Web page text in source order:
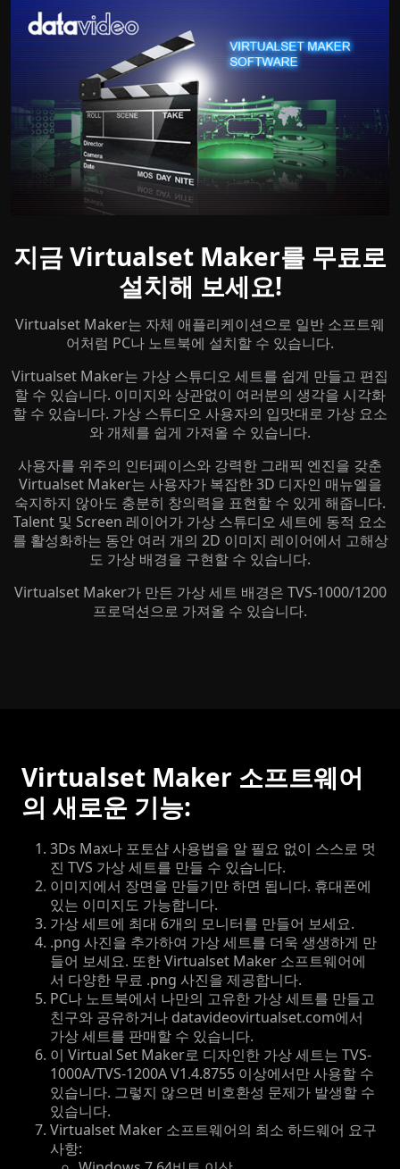
지금 Virtualset Maker를 무료로
설치해 보세요!
Virtualset Maker는 자체 애플리케이션으로 일반 소프트웨
어처럼 PC나 노트북에 설치할 수 있습니다.
Virtualset Maker는 가상 스튜디오 세트를 쉽게 만들고 편집
할 수 있습니다. 이미지와 상관없이 여러분의 생각을 시각화
할 수 있습니다. 가상 스튜디오 사용자의 입맛대로 가상 요소
와 개체를 쉽게 가져올 수 있습니다.
사용자를 위주의 인터페이스와 강력한 그래픽 엔진을 갖춘
Virtualset Maker는 사용자가 복잡한 3D 디자인 매뉴엘을
숙지하지 않아도 충분히 창의력을 표현할 수 있게 해줍니다.
Talent 및 Screen 레이어가 가상 스튜디오 세트에 동적 요소
를 활성화하는 동안 여러 개의 2D 이미지 레이어에서 고해상
도 가상 배경을 구현할 수 있습니다.
Virtualset Maker가 만든 가상 세트 배경은 TVS-1000/1200
프로덕션으로 가져올 수 있습니다.
Virtualset Maker 소프트웨어
의 새로운 기능:
3Ds Max나 포토샵 사용법을 알 필요 없이 스스로 멋
진 TVS 가상 세트를 만들 수 있습니다.
이미지에서 장면을 만들기만 하면 됩니다. 휴대폰에
있는 이미지도 가능합니다.
가상 세트에 최대 6개의 모니터를 만들어 보세요.
.png 사진을 추가하여 가상 세트를 더욱 생생하게 만
들어 보세요. 또한 Virtualset Maker 소프트웨어에
서 다양한 무료 .png 사진을 제공합니다.
PC나 노트북에서 나만의 고유한 가상 세트를 만들고
친구와 공유하거나 datavideovirtualset.com에서
가상 세트를 판매할 수 있습니다.
이 Virtual Set Maker로 디자인한 가상 세트는 TVS-
1000A/TVS-1200A V1.4.8755 이상에서만 사용할 수
있습니다. 그렇지 않으면 비호환성 문제가 발생할 수
있습니다.
Virtualset Maker 소프트웨어의 최소 하드웨어 요구
사항: